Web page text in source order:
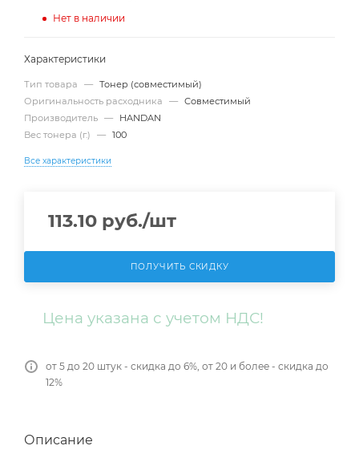
Нет в наличии
Характеристики
Тип товара — Тонер (совместимый)
Оригинальность расходника
— Совместимый
Производитель —
HANDAN
Вес тонера (г.)
— 100
Все характеристики
113.10 руб./шт
ПОЛУЧИТЬ СКИДКУ
Цена указана с учетом НДС!
от 5 до 20 штук - скидка до 6%, от 20 и более - скидка до
12%
Описание